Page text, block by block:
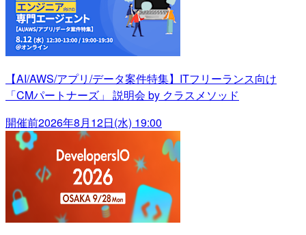
【AI/AWS/アプリ/データ案件特集】ITフリーランス向け
「CMパートナーズ」 説明会 by クラスメソッド
開催前2026年8月12日(水) 19:00